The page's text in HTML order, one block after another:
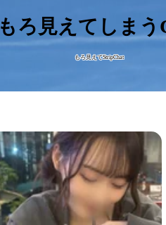
もろ見えてしまう
もろ見えてStripChat